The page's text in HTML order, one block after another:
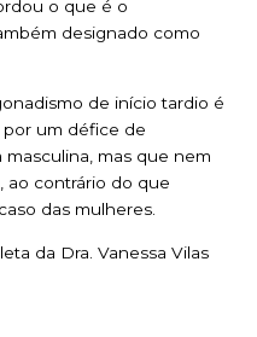
o que é o
designado como
de início tardio é
um défice de
mas que nem
ao contrário do que
das mulheres.
da Dra. Vanessa Vilas